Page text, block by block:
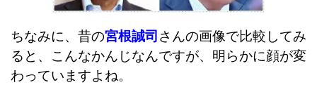
ちなみに、昔の宮根誠司 さんの画像で比較してみ
ると、こんなかんじなんですが、明らかに顔が変
わっていますよね。